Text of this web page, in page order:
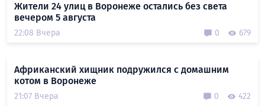
Жители 24 улиц в Воронеже остались без света
вечером 5 августа
22:08 Вчера 0 679
Африканский хищник подружился с домашним
котом в Воронеже
21:07 Вчера 0 422